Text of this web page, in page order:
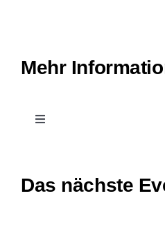
Mehr
Toggle
Das nächste